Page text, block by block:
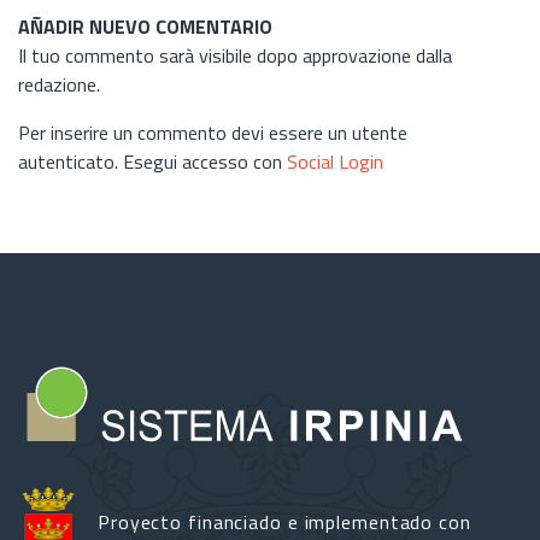
AÑADIR NUEVO COMENTARIO
Il tuo commento sarà visibile dopo approvazione dalla
redazione.
Per inserire un commento devi essere un utente
autenticato. Esegui accesso con Social Login
Proyecto financiado e implementado con